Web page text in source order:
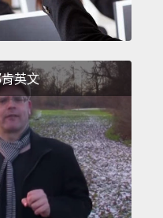
。
over a
because they
food's color or
powders are
and processed
In addition, for
英文